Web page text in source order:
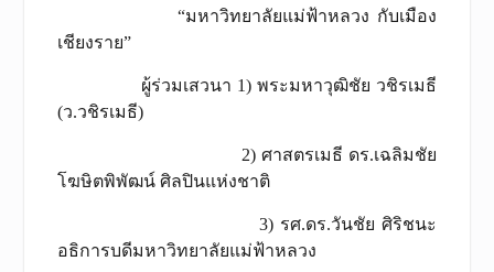
“มหาวิทยาลัยแม่ฟ้าหลวง กับเมือง
เชียงราย”
ผู้ร่วมเสวนา 1) พระมหาวุฒิชัย วชิรเมธี
(ว.วชิรเมธี)
2) ศาสตรเมธี ดร.เฉลิมชัย
โฆษิตพิพัฒน์ ศิลปินแห่งชาติ
3) รศ.ดร.วันชัย ศิริชนะ
อธิการบดีมหาวิทยาลัยแม่ฟ้าหลวง